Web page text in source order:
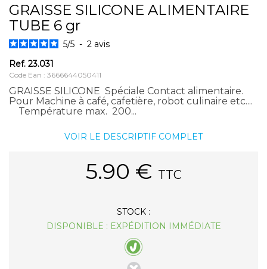
GRAISSE SILICONE ALIMENTAIRE
TUBE 6 gr
5/5 - 2 avis
Ref. 23.031
Code Ean : 3666644050411
GRAISSE SILICONE Spéciale Contact alimentaire.
Pour Machine à café, cafetière, robot culinaire etc....
Température max. 200...
VOIR LE DESCRIPTIF COMPLET
5.90 € TTC
STOCK :
DISPONIBLE : EXPÉDITION IMMÉDIATE